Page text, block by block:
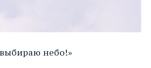
небо!»